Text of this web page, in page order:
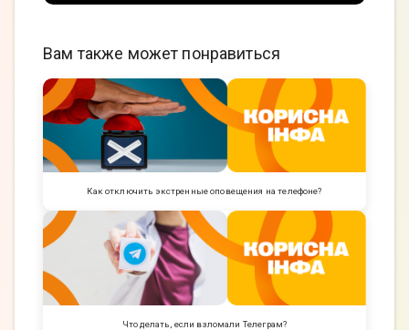
Вам также может понравиться
Как отключить экстренные оповещения на телефоне?
Что делать, если взломали Телеграм?